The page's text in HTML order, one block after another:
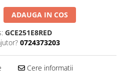
ADAUGA IN COS
GCE251E8RED
0724373203
Cere informatii